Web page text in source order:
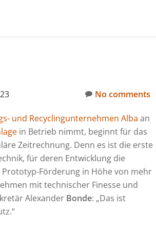
No comments
und Recyclingunternehmen Alba an
in Betrieb nimmt, beginnt für das
Zeitrechnung. Denn es ist die erste
für deren Entwicklung die
Förderung in Höhe von mehr
mit technischer Finesse und
Alexander Bonde: „Das ist